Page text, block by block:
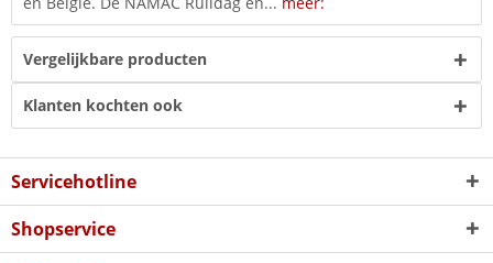
Vergelijkbare producten
Klanten kochten ook
Servicehotline
Shopservice